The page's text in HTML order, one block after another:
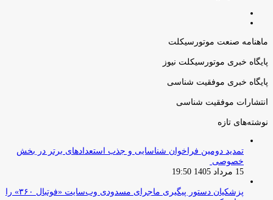
ماهنامه صنعت موتورسیکلت
پایگاه خبری موتورسیکلت نیوز
پایگاه خبری موفقیت شناسی
انتشارات موفقیت شناسی
نوشته‌های تازه
تمدید دومین فراخوان شناسایی و جذب استعدادهای برتر در بخش
خصوصی
15 مرداد 1405 19:50
پزشکیان دستور پیگیری ماجرای مسدودی وب‌سایت «فوتبال ۳۶۰» را